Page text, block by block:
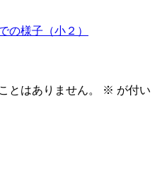
の様子（小２）
とはありません。 ※ が付い